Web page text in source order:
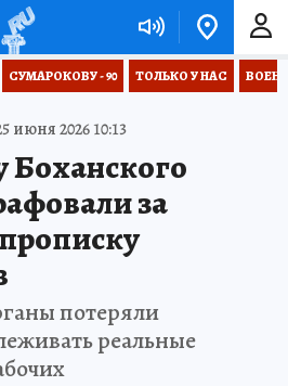
СУМАРОКОВУ - 90 ТОЛЬКО У НАС
июня 2026 10:13
за
потеряли
реальные